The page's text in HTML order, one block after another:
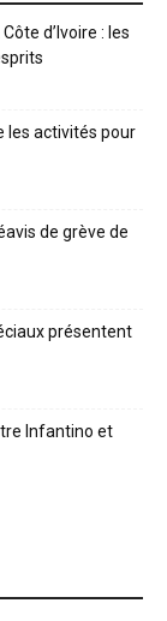
d’Ivoire : les
les activités pour
de grève de
présentent
Infantino et